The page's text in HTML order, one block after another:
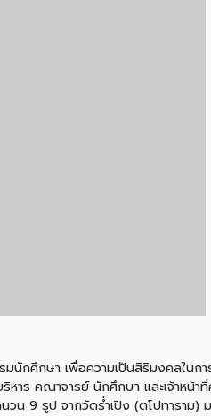
นักศึกษา เพื่อความเป็นสิริมงคลในก
ร คณาจารย์ นักศึกษา และเจ้าหน้า
วน 9 รูป จากวัดร่ำเปิง (ตโปทาราม)